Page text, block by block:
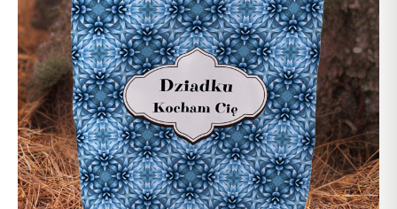
Stwórz swój projekt
Leżaki